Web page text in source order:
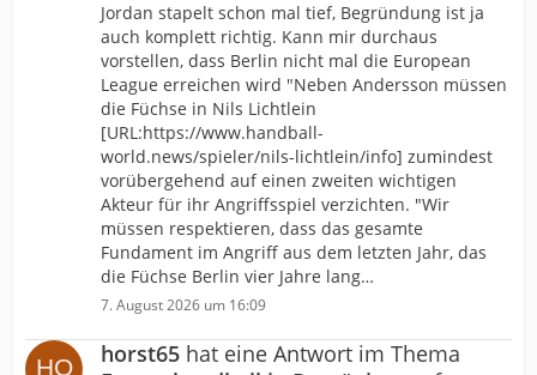
Jordan stapelt schon mal tief, Begründung ist ja
auch komplett richtig. Kann mir durchaus
vorstellen, dass Berlin nicht mal die European
League erreichen wird "Neben Andersson müssen
die Füchse in Nils Lichtlein
[URL:https://www.handball-
world.news/spieler/nils-lichtlein/info] zumindest
vorübergehend auf einen zweiten wichtigen
Akteur für ihr Angriffsspiel verzichten. "Wir
müssen respektieren, dass das gesamte
Fundament im Angriff aus dem letzten Jahr, das
die Füchse Berlin vier Jahre lang…
7. August 2026 um 16:09
horst65 hat eine Antwort im Thema